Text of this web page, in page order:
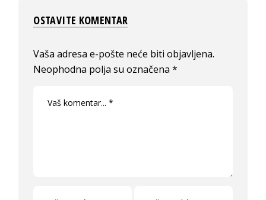
OSTAVITE KOMENTAR
Vaša adresa e-pošte neće biti objavljena.
Neophodna polja su označena*